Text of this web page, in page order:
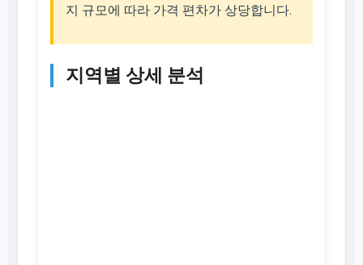
지 규모에 따라 가격 편차가 상당합니다.
지역별 상세 분석